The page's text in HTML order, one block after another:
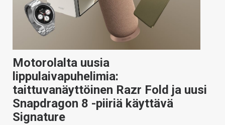
Motorolalta uusia
lippulaivapuhelimia:
taittuvanäyttöinen Razr Fold ja uusi
Snapdragon 8 -piiriä käyttävä
Signature